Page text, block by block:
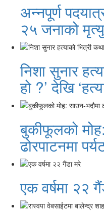
अन्नपूर्ण
२५ जनाको मृत्यु
निशा सुनार
हो ?’ देखि
बुकीफूलको
ढोरपाटनमा
एक वर्षमा २२